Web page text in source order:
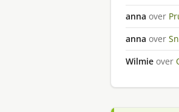
anna over
anna over
Wilmie over